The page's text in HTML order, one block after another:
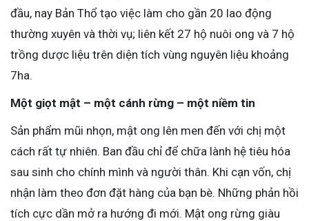
đầu, nay Bản Thổ tạo việc làm cho gần 20 lao động
thường xuyên và thời vụ; liên kết 27 hộ nuôi ong và 7 hộ
trồng dược liệu trên diện tích vùng nguyên liệu khoảng
7ha.
Một giọt mật – một cánh rừng – một niềm tin
Sản phẩm mũi nhọn, mật ong lên men đến với chị một
cách rất tự nhiên. Ban đầu chỉ để chữa lành hệ tiêu hóa
sau sinh cho chính mình và người thân. Khi cạn vốn, chị
nhận làm theo đơn đặt hàng của bạn bè. Những phản hồi
tích cực dần mở ra hướng đi mới. Mật ong rừng giàu